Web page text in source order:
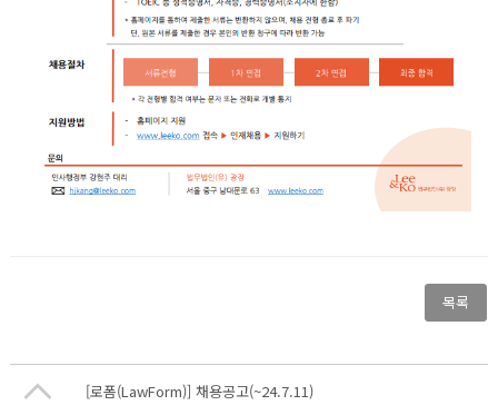
목록
[로폼(LawForm)] 채용공고(~24.7.11)